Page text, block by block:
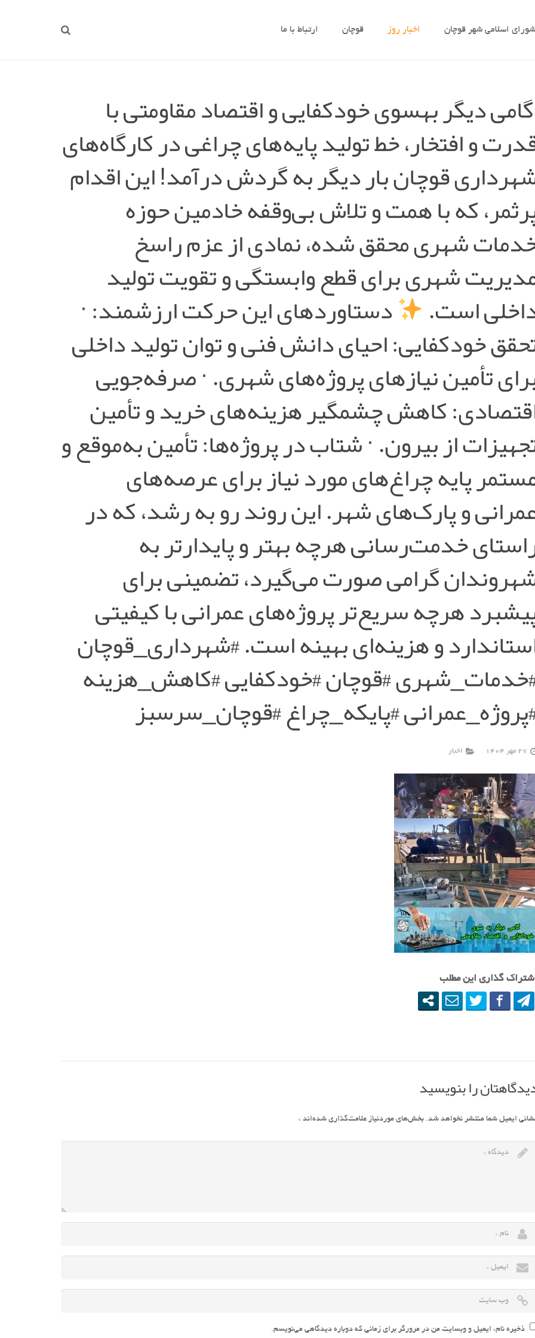
شورای اسلامی شهر قوچان اخبار روز قوچان ارتباط با ما
دیگر بهسوی خودکفایی و اقتصاد مقاومتی با
و افتخار، خط تولید پایه‌های چراغی در کارگاه‌های
قوچان بار دیگر به گردش درآمد! این اقدام
که با همت و تلاش بی‌وقفه خادمین حوزه
شهری محقق شده، نمادی از عزم راسخ
شهری برای قطع وابستگی و تقویت تولید
است. دستاوردهای این حرکت ارزشمند: ·
خودکفایی: احیای دانش فنی و توان تولید داخلی
تأمین نیازهای پروژه‌های شهری. · صرفه‌جویی
کاهش چشمگیر هزینه‌های خرید و تأمین
از بیرون. · شتاب در پروژه‌ها: تأمین به‌موقع و
پایه چراغ‌های مورد نیاز برای عرصه‌های
و پارک‌های شهر. این روند رو به رشد، که در
خدمت‌رسانی هرچه بهتر و پایدارتر به
گرامی صورت می‌گیرد، تضمینی برای
هرچه سریع‌تر پروژه‌های عمرانی با کیفیتی
و هزینه‌ای بهینه است. #شهرداری_قوچان
#قوچان #خودکفایی #کاهش_هزینه
#پایکه_چراغ #قوچان_سرسبز
27 مهر 1404 اخبار
گذاری این مطلب
را بنویسید
ایمیل شما منتشر نخواهد شد. بخش‌های موردنیاز علامت‌گذاری شده‌اند *
ذخیره نام، ایمیل و وبسایت من در مرورگر برای زمانی که دوباره دیدگاهی می‌نویسم.